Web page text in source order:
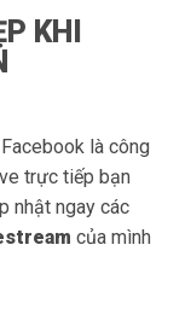
KHI
là công
trực tiếp bạn
nhật ngay các
của mình